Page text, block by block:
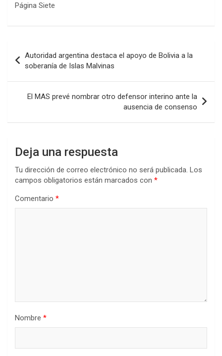
Página Siete
de
entradas
Autoridad argentina destaca el apoyo de Bolivia a la
soberanía de Islas Malvinas
El MAS prevé nombrar otro defensor interino ante la
ausencia de consenso
Deja una respuesta
Tu dirección de correo electrónico no será publicada. Los
campos obligatorios están marcados con *
Comentario *
Nombre *